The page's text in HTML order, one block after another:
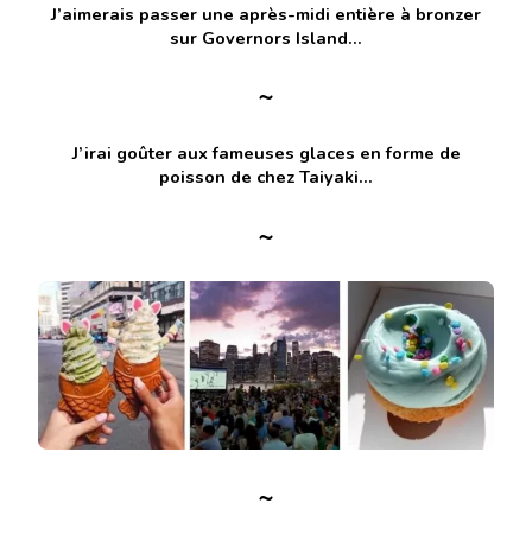
J’aimerais passer une après-midi entière à bronzer
sur Governors Island…
~
J’irai goûter aux fameuses glaces en forme de
poisson de chez Taiyaki…
~
~